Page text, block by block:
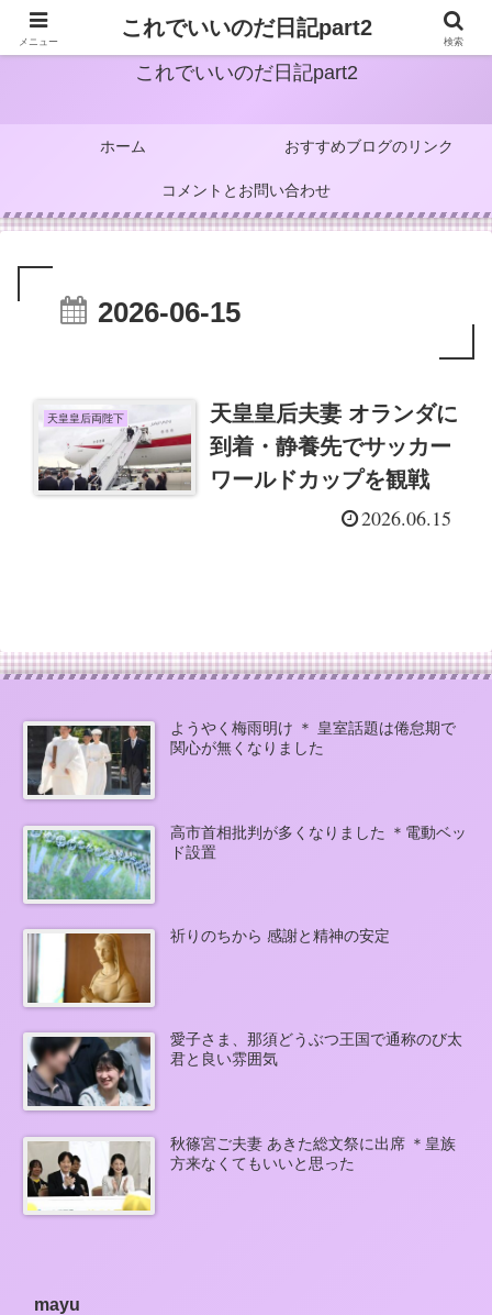
これでいいのだ日記part2
ホーム おすすめブログのリンク
コメントとお問い合わせ
2026-06-15
天皇皇后両陛下
天皇皇后夫妻 オランダに
到着・静養先でサッカー
ワールドカップを観戦
2026.06.15
ようやく梅雨明け ＊ 皇室話題は倦怠期で
関心が無くなりました
高市首相批判が多くなりました ＊電動ベッ
ド設置
祈りのちから 感謝と精神の安定
愛子さま、那須どうぶつ王国で通称のび太
君と良い雰囲気
秋篠宮ご夫妻 あきた総文祭に出席 ＊皇族
方来なくてもいいと思った
mayu
メニュー
これでいいのだ日記part2
検索